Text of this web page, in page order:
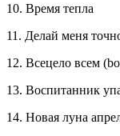
10. Время тепла
11. Делай меня
12. Всецело всем
13. Воспитанник
14. Новая луна